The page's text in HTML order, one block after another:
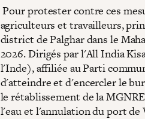
Pour protester contre ces
agriculteurs et travailleurs,
district de Palghar dans le
2026. Dirigés par l'All India
l'Inde), affiliée au Parti
d'atteindre et d'encercler le
le rétablissement de la
l'eau et l'annulation du port de